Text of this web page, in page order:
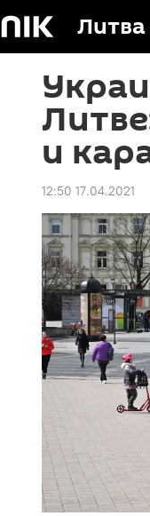
Литва
и
12:50 17.04.2021